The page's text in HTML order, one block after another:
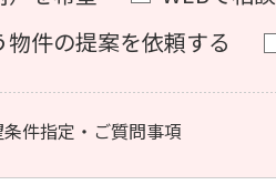
件の提案を依頼する
件指定・ご質問事項